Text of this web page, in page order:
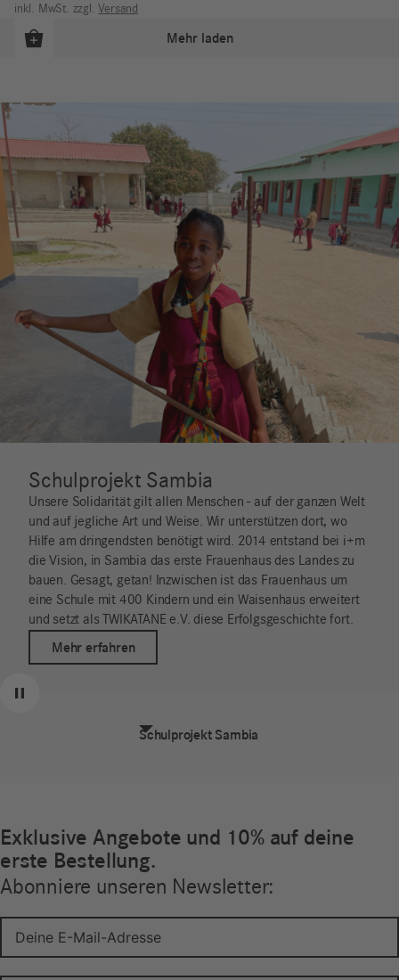
inkl. MwSt. zzgl. Versand
Mehr laden
Schulprojekt Sambia
Unsere Solidarität gilt allen Menschen - auf der ganzen Welt
und auf jegliche Art und Weise. Wir unterstützen dort, wo
Hilfe am dringendsten benötigt wird. 2014 entstand bei i+m
die Vision, in Sambia das erste Frauenhaus des Landes zu
bauen. Gesagt, getan! Inzwischen ist das Frauenhaus um
eine Schule mit 400 Kindern und ein Waisenhaus erweitert
und setzt als TWIKATANE e.V. diese Erfolgsgeschichte fort.
Mehr erfahren
Schulprojekt Sambia
Zurück
Weiter
Pause
Exklusive Angebote und 10% auf deine
erste Bestellung.
Abonniere unseren Newsletter: